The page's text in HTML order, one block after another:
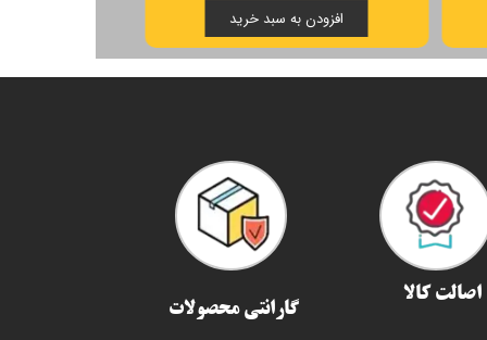
افزودن به سبد خرید
اصالت کالا
گارانتی محصولات